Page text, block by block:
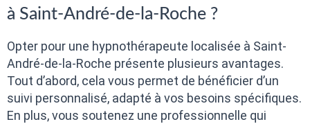
à Saint-André-de-la-Roche ?
Opter pour une hypnothérapeute localisée à Saint-
André-de-la-Roche présente plusieurs avantages.
Tout d’abord, cela vous permet de bénéficier d’un
suivi personnalisé, adapté à vos besoins spécifiques.
En plus, vous soutenez une professionnelle qui